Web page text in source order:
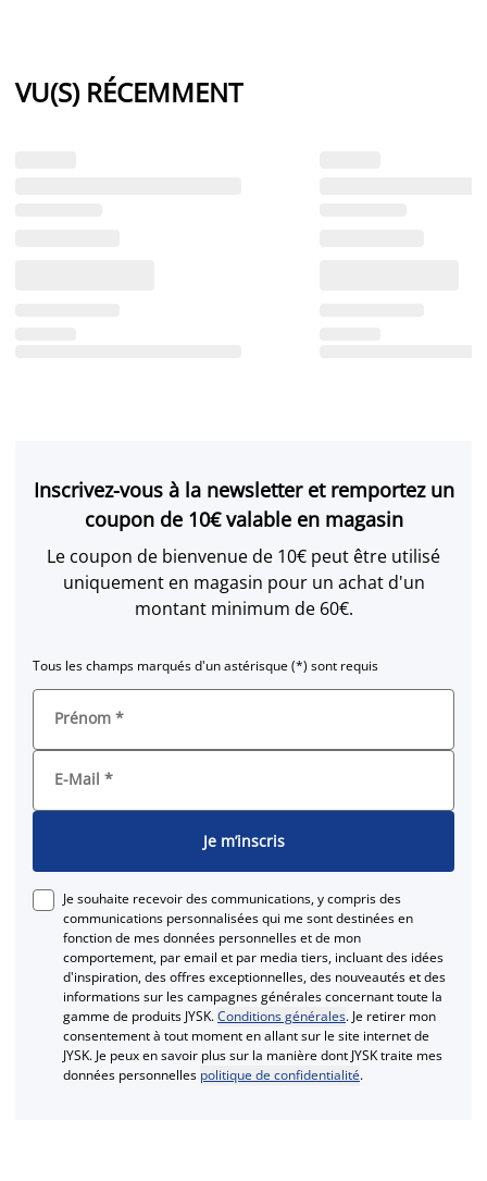
VU(S) RÉCEMMENT
Inscrivez-vous à la newsletter et remportez un
coupon de 10€ valable en magasin
Le coupon de bienvenue de 10€ peut être utilisé
uniquement en magasin pour un achat d'un
montant minimum de 60€.
Tous les champs marqués d'un astérisque (*) sont requis
Prénom *
E-Mail *
Je m’inscris
Je souhaite recevoir des communications, y compris des
communications personnalisées qui me sont destinées en
fonction de mes données personnelles et de mon
comportement, par email et par media tiers, incluant des idées
d'inspiration, des offres exceptionnelles, des nouveautés et des
informations sur les campagnes générales concernant toute la
gamme de produits JYSK.Conditions générales. Je retirer mon
consentement à tout moment en allant sur le site internet de
JYSK. Je peux en savoir plus sur la manière dont JYSK traite mes
données personnelles politique de confidentialité.